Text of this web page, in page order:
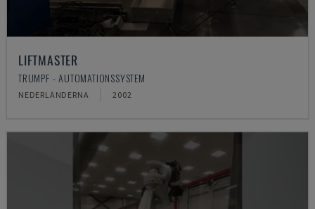
LIFTMASTER
TRUMPF - AUTOMATIONSSYSTEM
NEDERLÄNDERNA 2002